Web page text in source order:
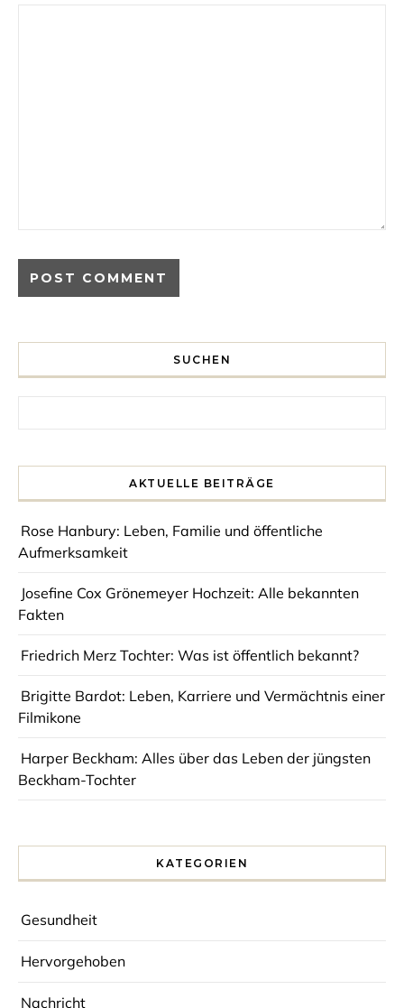
SUCHEN
AKTUELLE BEITRÄGE
Rose Hanbury: Leben, Familie und öffentliche
Aufmerksamkeit
Josefine Cox Grönemeyer Hochzeit: Alle bekannten
Fakten
Friedrich Merz Tochter: Was ist öffentlich bekannt?
Brigitte Bardot: Leben, Karriere und Vermächtnis einer
Filmikone
Harper Beckham: Alles über das Leben der jüngsten
Beckham-Tochter
KATEGORIEN
Gesundheit
Hervorgehoben
Nachricht